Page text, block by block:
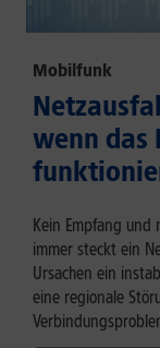
Mobilfunk
wenn das
Kein Empfang
immer steckt ein
Ursachen ein
eine regionale